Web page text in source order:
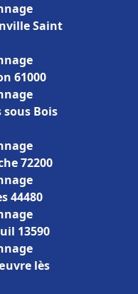
Saint
61000
sous Bois
72200
44480
13590
lès